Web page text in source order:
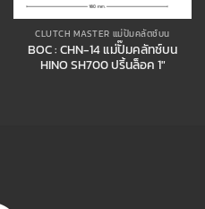
CLUTCH MASTER แม่ปั๊มคลัตช์บน
BOC : CHN-14 แม่ปั๊มคลัทช์บน
HINO SH700 ปริ้นล็อค 1″